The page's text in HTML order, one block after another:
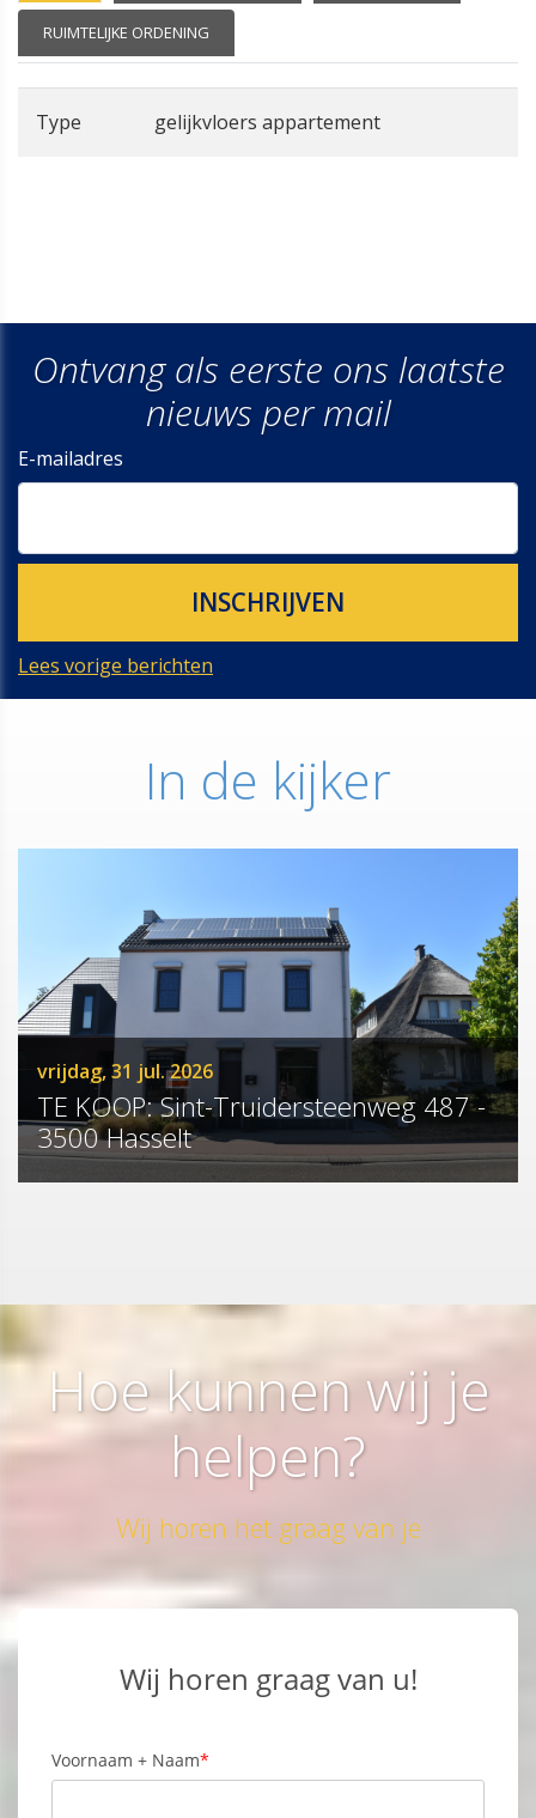
RUIMTELIJKE ORDENING
Type gelijkvloers appartement
Ontvang als eerste ons laatste
nieuws per mail
E-mailadres
Lees vorige berichten
In de kijker
vrijdag, 31 jul. 2026
TE KOOP: Sint-Truidersteenweg 487 -
3500 Hasselt
Hoe kunnen wij je
helpen?
Wij horen het graag van je